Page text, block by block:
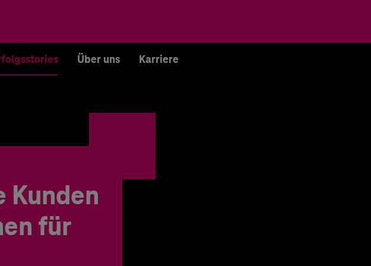
Über uns Karriere
Kunden
für